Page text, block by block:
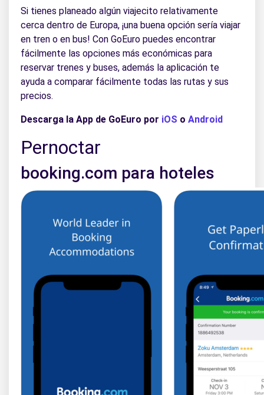
Si tienes planeado algún viajecito relativamente
cerca dentro de Europa, ¡una buena opción sería viajar
en tren o en bus! Con GoEuro puedes encontrar
fácilmente las opciones más económicas para
reservar trenes y buses, además la aplicación te
ayuda a comparar fácilmente todas las rutas y sus
precios.
Descarga la App de GoEuro por iOS o Android
Pernoctar
booking.com para hoteles